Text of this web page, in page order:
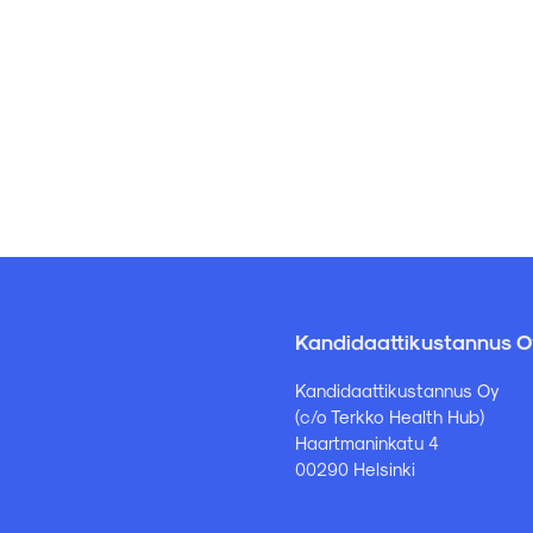
Kandidaattikustannus
Kandidaattikustannus Oy
(c/o Terkko Health Hub)
Haartmaninkatu 4
00290 Helsinki